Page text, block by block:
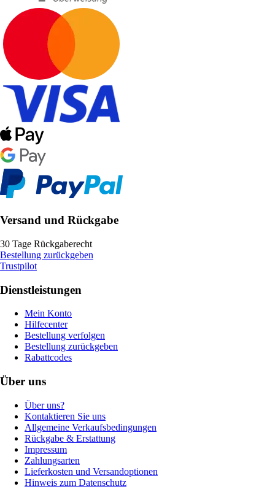
Versand und Rückgabe
30 Tage Rückgaberecht
Bestellung zurückgeben
Trustpilot
Dienstleistungen
Mein Konto
Hilfecenter
Bestellung verfolgen
Bestellung zurückgeben
Rabattcodes
Über uns
Über uns?
Kontaktieren Sie uns
Allgemeine Verkaufsbedingungen
Rückgabe & Erstattung
Impressum
Zahlungsarten
Lieferkosten und Versandoptionen
Hinweis zum Datenschutz